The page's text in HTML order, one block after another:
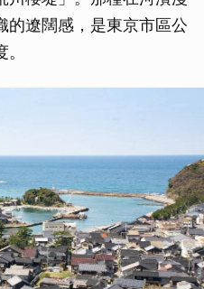
的遼闊感，是東京市區公